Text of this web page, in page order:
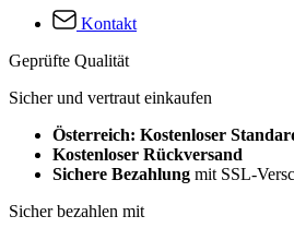
Kontakt
Geprüfte Qualität
Sicher und vertraut einkaufen
Österreich: Kostenloser
Kostenloser Rückversand
Sichere Bezahlung mit SSL-
Sicher bezahlen mit